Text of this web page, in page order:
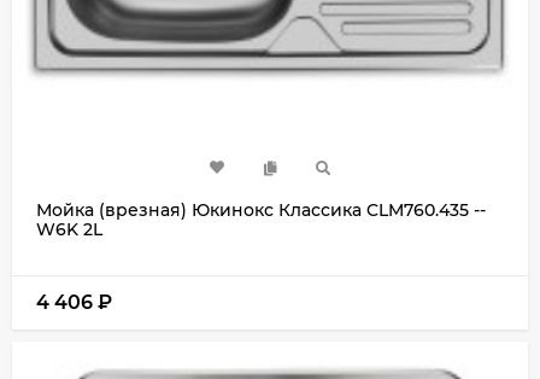
Мойка (врезная) Юкинокс Классика CLM760.435 --
W6K 2L
4 406 ₽